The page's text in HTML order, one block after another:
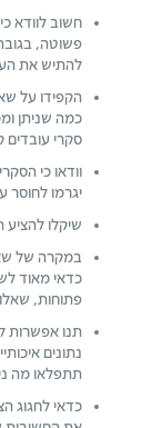
חשוב לוודא
פשוטה, בגובה
להתיש את
הקפידו על
כמה שניתן
סקרי עובדים
וודאו כי
יגרמו לחוסר
שיקלו
במקרה של
כדאי מאוד
פתוחות,
תנו אפשרות
נתונים
תתפלאו מה
כדאי לחגוג